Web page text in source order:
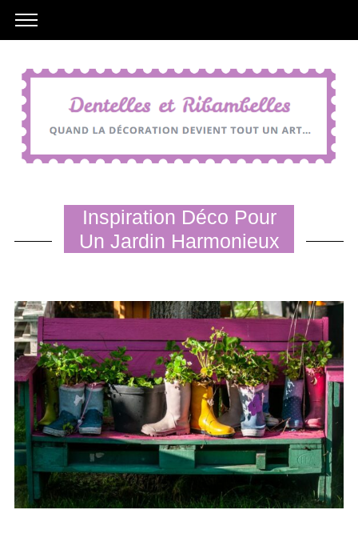
Inspiration Déco Pour
Un Jardin Harmonieux